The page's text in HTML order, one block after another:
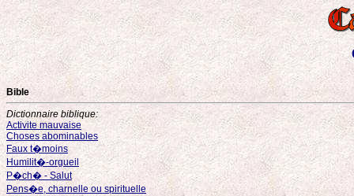
Bible
Dictionnaire biblique:
Activite mauvaise
Choses abominables
Faux t�moins
Humilit�-orgueil
P�ch� - Salut
Pens�e, charnelle ou spirituelle